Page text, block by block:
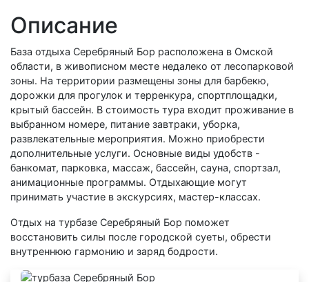
Описание
База отдыха Серебряный Бор расположена в Омской
области, в живописном месте недалеко от лесопарковой
зоны. На территории размещены зоны для барбекю,
дорожки для прогулок и терренкура, спортплощадки,
крытый бассейн. В стоимость тура входит проживание в
выбранном номере, питание завтраки, уборка,
развлекательные мероприятия. Можно приобрести
дополнительные услуги. Основные виды удобств -
банкомат, парковка, массаж, бассейн, сауна, спортзал,
анимационные программы. Отдыхающие могут
принимать участие в экскурсиях, мастер-классах.
Отдых на турбазе Серебряный Бор поможет
восстановить силы после городской суеты, обрести
внутреннюю гармонию и заряд бодрости.